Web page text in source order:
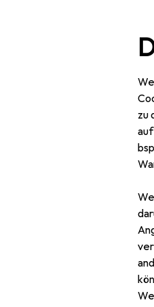
zu
Navigation nach Kategorien
Multifunktionswerkzeug